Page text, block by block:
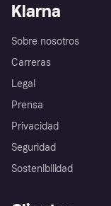
Klarna
Sobre nosotros
Carreras
Legal
Prensa
Privacidad
Seguridad
Sostenibilidad